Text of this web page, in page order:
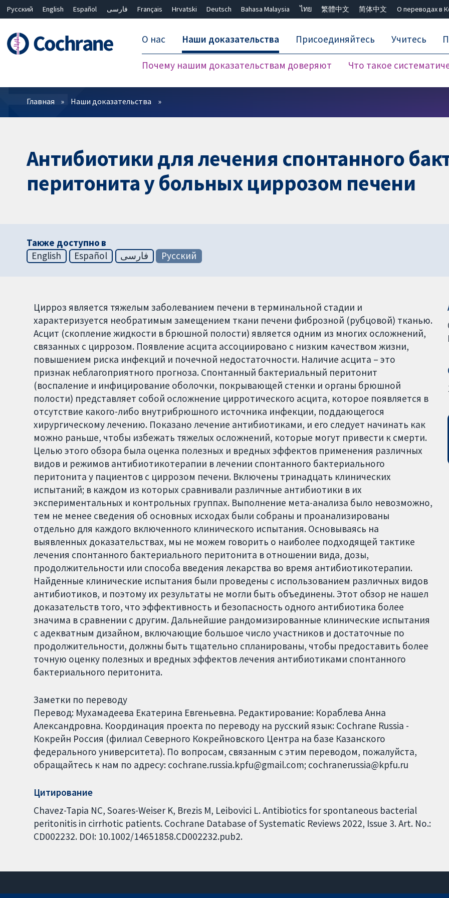
Русский English Español فارسی Français Hrvatski Deutsch Bahasa Malaysia ไทย 繁體中文 简体中文 О переводах в
О нас Наши доказательства
Почему нашим доказательствам доверяют Что такое
Присоединяйтесь Учитесь
Фильтры
Главная Наши доказательства
Антибиотики для лечения спонтанного
перитонита у больных циррозом печени
Также доступно в
English
Español فارسی Русский
Цирроз является тяжелым заболеванием печени в терминальной стадии и
характеризуется необратимым замещением ткани печени фиброзной (рубцовой) тканью.
Асцит (скопление жидкости в брюшной полости) является одним из многих осложнений,
связанных с циррозом. Появление асцита ассоциировано с низким качеством жизни,
повышением риска инфекций и почечной недостаточности. Наличие асцита – это
признак неблагоприятного прогноза. Спонтанный бактериальный перитонит
(воспаление и инфицирование оболочки, покрывающей стенки и органы брюшной
полости) представляет собой осложнение цирротического асцита, которое появляется в
отсутствие какого-либо внутрибрюшного источника инфекции, поддающегося
хирургическому лечению. Показано лечение антибиотиками, и его следует начинать как
можно раньше, чтобы избежать тяжелых осложнений, которые могут привести к смерти.
Целью этого обзора была оценка полезных и вредных эффектов применения различных
видов и режимов антибиотикотерапии в лечении спонтанного бактериального
перитонита у пациентов с циррозом печени. Включены тринадцать клинических
испытаний; в каждом из которых сравнивали различные антибиотики в их
экспериментальных и контрольных группах. Выполнение мета-анализа было невозможно,
тем не менее сведения об основных исходах были собраны и проанализированы
отдельно для каждого включенного клинического испытания. Основываясь на
выявленных доказательствах, мы не можем говорить о наиболее подходящей тактике
лечения спонтанного бактериального перитонита в отношении вида, дозы,
продолжительности или способа введения лекарства во время антибиотикотерапии.
Найденные клинические испытания были проведены с использованием различных видов
антибиотиков, и поэтому их результаты не могли быть объединены. Этот обзор не нашел
доказательств того, что эффективность и безопасность одного антибиотика более
значима в сравнении с другим. Дальнейшие рандомизированные клинические испытания
с адекватным дизайном, включающие большое число участников и достаточные по
продолжительности, должны быть тщательно спланированы, чтобы предоставить более
точную оценку полезных и вредных эффектов лечения антибиотиками спонтанного
бактериального перитонита.
Заметки по переводу
Перевод: Мухамадеева Екатерина Евгеньевна. Редактирование: Кораблева Анна
Александровна. Координация проекта по переводу на русский язык: Cochrane Russia -
Кокрейн Россия (филиал Северного Кокрейновского Центра на базе Казанского
федерального университета). По вопросам, связанным с этим переводом, пожалуйста,
обращайтесь к нам по адресу: cochrane.russia.kpfu@gmail.com; cochranerussia@kpfu.ru
Цитирование
Chavez-Tapia NC, Soares-Weiser K, Brezis M, Leibovici L. Antibiotics for spontaneous bacterial
peritonitis in cirrhotic patients. Cochrane Database of Systematic Reviews 2022, Issue 3. Art. No.:
CD002232. DOI: 10.1002/14651858.CD002232.pub2.